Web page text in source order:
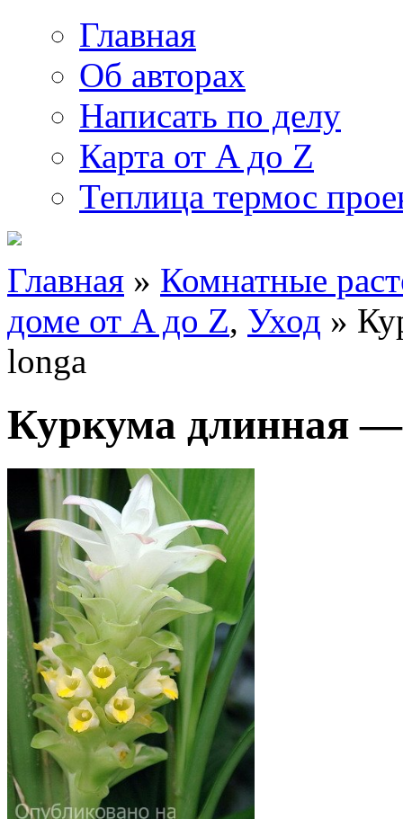
Главная
Об авторах
Написать по делу
Карта от A до Z
Теплица термос
Главная » Комнатные
доме от A до Z, Уход »
longa
Куркума длинная